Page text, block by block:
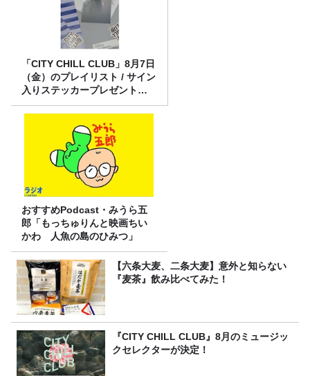
「CITY CHILL CLUB」8月7日
（金）のプレイリスト / サイン
入りステッカープレゼント有
り
おすすめPodcast・みうら五
郎「もっちゅりんと映画ちい
かわ 人魚の島のひみつ」
【六条大麦、二条大麦】意外と知らない
『麦茶』飲み比べてみた！
『CITY CHILL CLUB』8月のミュージッ
クセレクターが決定！